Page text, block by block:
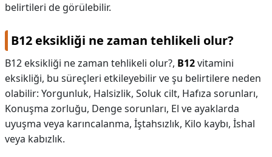
belirtileri de görülebilir.
B12 eksikliği ne zaman tehlikeli olur?
B12 eksikliği ne zaman tehlikeli olur?, B12vitamini
eksikliği, bu süreçleri etkileyebilir ve şu belirtilere neden
olabilir: Yorgunluk, Halsizlik, Soluk cilt, Hafıza sorunları,
Konuşma zorluğu, Denge sorunları, El ve ayaklarda
uyuşma veya karıncalanma, İştahsızlık, Kilo kaybı, İshal
veya kabızlık.